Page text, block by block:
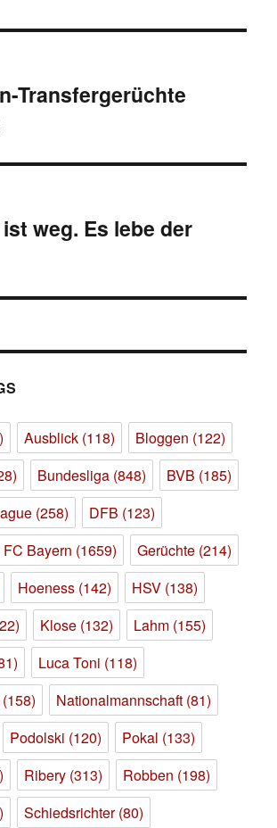
Transfergerüchte
weg. Es lebe der
Ausblick (118) Bloggen (122)
Bundesliga (848) BVB (185)
(258) DFB (123)
FC Bayern (1659) Gerüchte (214)
Hoeness (142) HSV (138)
Klose (132) Lahm (155)
Luca Toni (118)
(158) Nationalmannschaft (81)
Podolski (120) Pokal (133)
Ribery (313) Robben (198)
Schiedsrichter(80)